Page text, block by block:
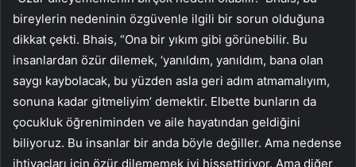
bireylerin nedeninin özgüvenle ilgili bir sorun olduğuna
dikkat çekti. Bhais, “Ona bir yıkım gibi görünebilir. Bu
insanlardan özür dilemek, ‘yanıldım, yanıldım, bana olan
saygı kaybolacak, bu yüzden asla geri adım atmamalıyım,
sonuna kadar gitmeliyim’ demektir. Elbette bunların da
çocukluk öğreniminden ve aile hayatından geldiğini
biliyoruz. Bu insanlar bir anda böyle değiller. Ama nedense
ihtiyaçları için özür dilememek iyi hissettiriyor. Ama diğer